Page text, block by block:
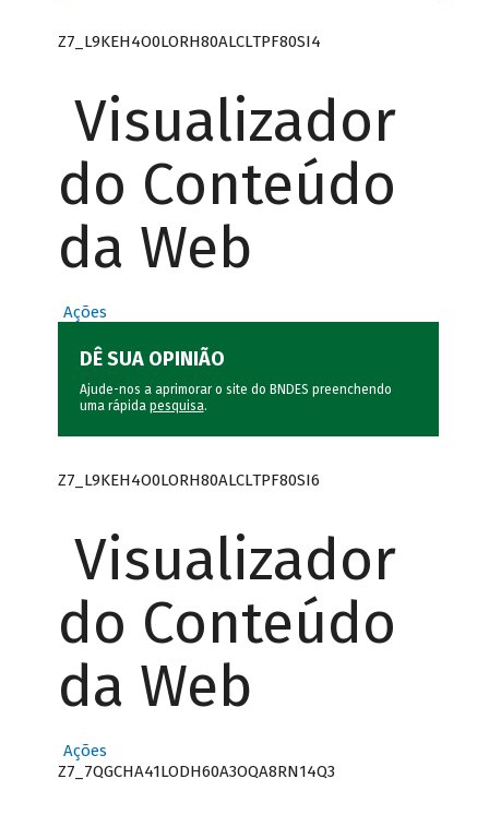
Z7_L9KEH4O0LORH80ALCLTPF80SI4
Visualizador
do Conteúdo
da Web
Ações
DÊ SUA OPINIÃO
Ajude-nos a aprimorar o site do BNDES preenchendo
uma rápida pesquisa.
Z7_L9KEH4O0LORH80ALCLTPF80SI6
Visualizador
do Conteúdo
da Web
Ações
Z7_7QGCHA41LODH60A3OQA8RN14Q3